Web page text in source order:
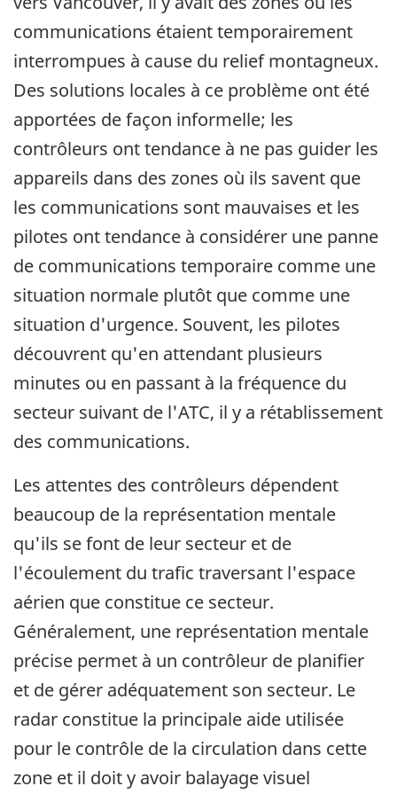
communications étaient temporairement
interrompues à cause du relief montagneux.
Des solutions locales à ce problème ont été
apportées de façon informelle; les
contrôleurs ont tendance à ne pas guider les
appareils dans des zones où ils savent que
les communications sont mauvaises et les
pilotes ont tendance à considérer une panne
de communications temporaire comme une
situation normale plutôt que comme une
situation d'urgence. Souvent, les pilotes
découvrent qu'en attendant plusieurs
minutes ou en passant à la fréquence du
secteur suivant de l'ATC, il y a rétablissement
des communications.
Les attentes des contrôleurs dépendent
beaucoup de la représentation mentale
qu'ils se font de leur secteur et de
l'écoulement du trafic traversant l'espace
aérien que constitue ce secteur.
Généralement, une représentation mentale
précise permet à un contrôleur de planifier
et de gérer adéquatement son secteur. Le
radar constitue la principale aide utilisée
pour le contrôle de la circulation dans cette
zone et il doit y avoir balayage visuel